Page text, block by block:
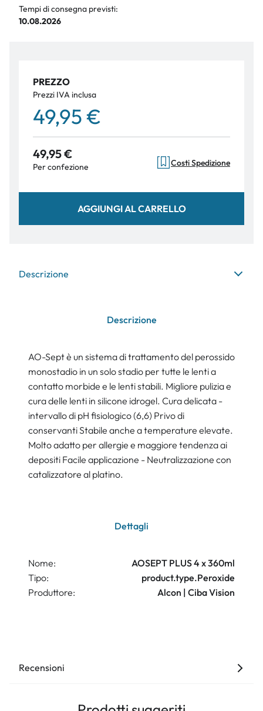
Tempi di consegna previsti:
10.08.2026
PREZZO
Prezzi IVA inclusa
49,95 €
49,95 €
Per confezione Costi Spedizione
AGGIUNGI AL CARRELLO
Descrizione
Descrizione
AO-Sept è un sistema di trattamento del perossido
monostadio in un solo stadio per tutte le lenti a
contatto morbide e le lenti stabili. Migliore pulizia e
cura delle lenti in silicone idrogel. Cura delicata -
intervallo di pH fisiologico (6,6) Privo di
conservanti Stabile anche a temperature elevate.
Molto adatto per allergie e maggiore tendenza ai
depositi Facile applicazione - Neutralizzazione con
catalizzatore al platino.
Dettagli
Nome:
AOSEPT PLUS 4 x 360ml
Tipo:
product.type.Peroxide
Produttore:
Alcon | Ciba Vision
Recensioni